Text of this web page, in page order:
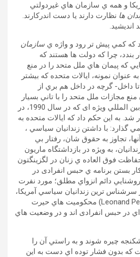
و همه ي سازمان هاي غيردولتي
ها نظارت دارند يا دست اندرکارند.
انديشيد.
کمي پيش تر رود و واژه ي سازمان
بندد، چرا که دولت ها هستند که
که پيمان هاي ملل متحد را در منع
عنوان نمونه، ايالات متحده که بيشتر
داخل- گرچه در داخل هم بري از
مجازات ملل متحد را با تاني بسيار
تصويب کرد.(8) دادگاه بين المللي ويژه ای که در سال 1990، در
شد. به اين حکم داد که ايالات متحده به
مي گذارد: با داشتن زندانيان سياسي ،
تجاوز به حقوق شان، رفتار بي
به ويژه در بازداشتگاه ماريون
حفاظت فوق العاده ي زنان در لگزينگتون
بستن برنامه ي حبس انفرادی در
دائم انزواي مطلق؛ مورد نفرت
ترين زندانيان سياسي آمريکا،
چون لئونارد پلتيز (Leonand Peltier) محکوميت هاي حيرت
اي در حبس انفرادی اند و در وضعيت هاي
چيره شوند و به راستي آن را
که بدون فشار توده اي دست به اين